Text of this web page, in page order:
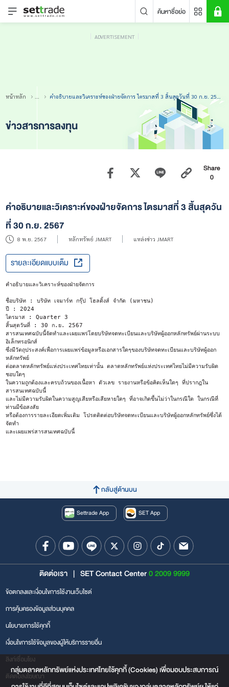
ค้นหาชื่อย่อ
ไม่พบข่าวล่าสุด
ADVERTISEMENT
หน้าหลัก คำอธิบายและวิเคราะห์ของฝ่ายจัดการ ไตรมาสที่ 3 สิ้นสุดวันที่ 30 ก.ย. 2567
ข่าวสารการลงทุน
Share
0
คำอธิบายและวิเคราะห์ของฝ่ายจัดการ ไตรมาสที่ 3 สิ้นสุดวัน
ที่ 30 ก.ย. 2567
8 พ.ย. 2567 หลักทรัพย์ JMART แหล่งข่าว JMART
รายละเอียดแบบเต็ม
คำอธิบายและวิเคราะห์ของฝ่ายจัดการ
ชื่อบริษัท : บริษัท เจมาร์ท กรุ๊ป โฮลดิ้งส์ จำกัด (มหาชน)
ปี : 2024
ไตรมาส : Quarter 3
สิ้นสุดวันที่ : 30 ก.ย. 2567
สารสนเทศฉบับนี้จัดทำและเผยแพร่โดยบริษัทจดทะเบียนและบริษัทผู้ออกหลักทรัพย์ผ่านระบบ
อิเล็กทรอนิกส์
ซึ่งมีวัตถุประสงค์เพื่อการเผยแพร่ข้อมูลหรือเอกสารใดๆของบริษัทจดทะเบียนและบริษัทผู้ออก
หลักทรัพย์
ต่อตลาดหลักทรัพย์แห่งประเทศไทยเท่านั้น ตลาดหลักทรัพย์แห่งประเทศไทยไม่มีความรับผิด
ชอบใดๆ
ในความถูกต้องและครบถ้วนของเนื้อหา ตัวเลข รายงานหรือข้อคิดเห็นใดๆ ที่ปรากฎใน
สารสนเทศฉบับนี้
และไม่มีความรับผิดในความสูญเสียหรือเสียหายใดๆ ที่อาจเกิดขึ้นไม่ว่าในกรณีใด ในกรณีที่
ท่านมีข้อสงสัย
หรือต้องการรายละเอียดเพิ่มเติม โปรดติดต่อบริษัทจดทะเบียนและบริษัทผู้ออกหลักทรัพย์ซึ่งได้
จัดทำ
และเผยแพร่สารสนเทศฉบับนี้
กลับสู่ด้านบน
Settrade App SET App
ติดต่อเรา | SET Contact Center0 2009 9999
ข้อตกลงและเงื่อนไขการใช้งานเว็บไซต์
การคุ้มครองข้อมูลส่วนบุคคล
นโยบายการใช้คุกกี้
เงื่อนไขการใช้ข้อมูลของผู้ให้บริการรายอื่น
ลิงก์เชื่อมโยง
ติดต่อลงโฆษณา
กลุ่มตลาดหลักทรัพย์แห่งประเทศไทยใช้คุกกี้ (Cookies) เพื่อมอบประสบการณ์